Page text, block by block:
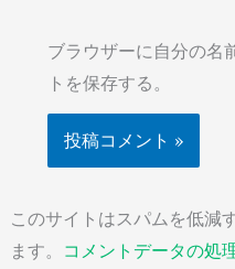
ブラウザーに自分の名
トを保存する。
このサイトはスパムを低減
ます。
コメントデータの処